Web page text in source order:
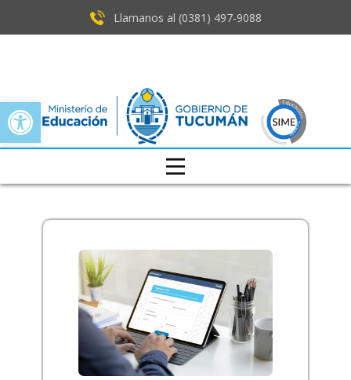
Open toolbar
Llamanos al (0381) ​497-9088